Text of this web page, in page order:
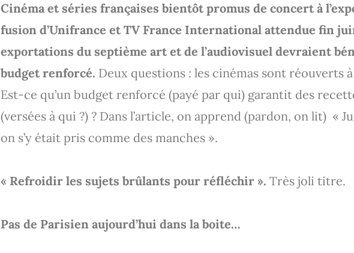
Cinéma et séries françaises bientôt promus de concert à
fusion d’Unifrance et TV France International attendue fin
exportations du septième art et de l’audiovisuel devraient
budget renforcé. Deux questions : les cinémas sont réouverts à
Est-ce qu’un budget renforcé (payé par qui) garantit des
(versées à qui ?) ? Dans l’article, on apprend (pardon, on lit) «
on s’y était pris comme des manches ».
« Refroidir les sujets brûlants pour réfléchir ». Très joli titre.
Pas de Parisien aujourd’hui dans la boite…